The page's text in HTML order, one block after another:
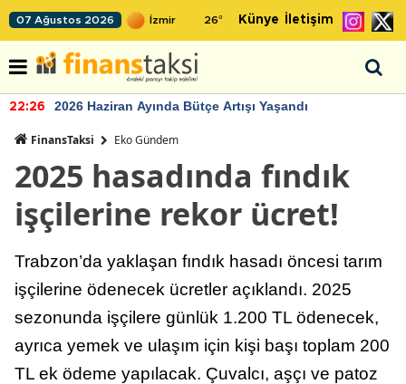
07 Ağustos 2026 26° Künye İletişim
22:26 2026 Haziran Ayında Bütçe Artışı Yaşandı
FinansTaksi Eko Gündem
2025 hasadında fındık
işçilerine rekor ücret!
Trabzon’da yaklaşan fındık hasadı öncesi tarım
işçilerine ödenecek ücretler açıklandı. 2025
sezonunda işçilere günlük 1.200 TL ödenecek,
ayrıca yemek ve ulaşım için kişi başı toplam 200
TL ek ödeme yapılacak. Çuvalcı, aşçı ve patoz